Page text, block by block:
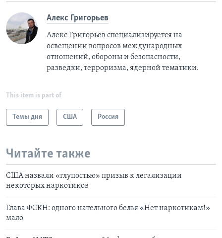
Алекс Григорьев
Алекс Григорьев специализируется на
освещении вопросов международных
отношений, обороны и безопасности,
разведки, терроризма, ядерной тематики.
This item is part of
Темы дня США Россия
Читайте также
США назвали «глупостью» призыв к легализации
некоторых наркотиков
Глава ФСКН: одного нательного белья «Нет наркотикам!»
мало